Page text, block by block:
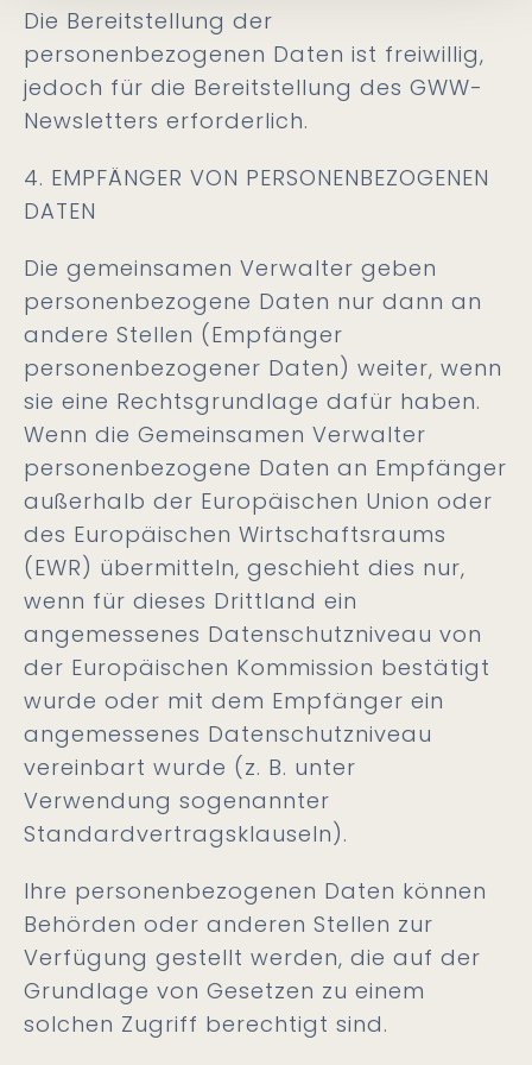
Die Bereitstellung der
personenbezogenen Daten ist freiwillig,
jedoch für die Bereitstellung des GWW-
Newsletters erforderlich.
4. EMPFÄNGER VON PERSONENBEZOGENEN
DATEN
Die gemeinsamen Verwalter geben
personenbezogene Daten nur dann an
andere Stellen (Empfänger
personenbezogener Daten) weiter, wenn
sie eine Rechtsgrundlage dafür haben.
Wenn die Gemeinsamen Verwalter
personenbezogene Daten an Empfänger
außerhalb der Europäischen Union oder
des Europäischen Wirtschaftsraums
(EWR) übermitteln, geschieht dies nur,
wenn für dieses Drittland ein
angemessenes Datenschutzniveau von
der Europäischen Kommission bestätigt
wurde oder mit dem Empfänger ein
angemessenes Datenschutzniveau
vereinbart wurde (z. B. unter
Verwendung sogenannter
Standardvertragsklauseln).
Ihre personenbezogenen Daten können
Behörden oder anderen Stellen zur
Verfügung gestellt werden, die auf der
Grundlage von Gesetzen zu einem
solchen Zugriff berechtigt sind.